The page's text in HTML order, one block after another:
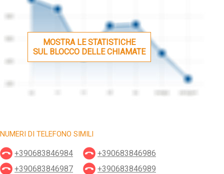
MOSTRA LE STATISTICHE
SUL BLOCCO DELLE CHIAMATE
NUMERI DI TELEFONO SIMILI
+390683846984
+390683846986
+390683846987
+390683846989